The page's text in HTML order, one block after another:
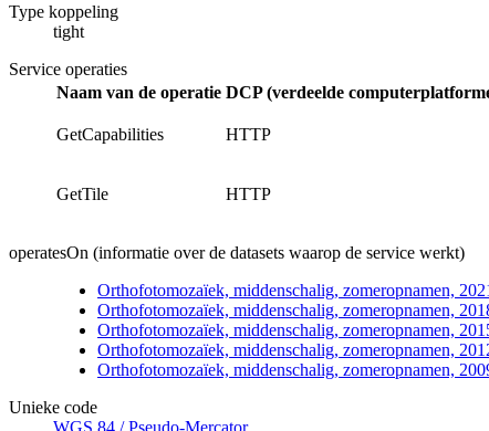
Type koppeling
tight
Service operaties
Naam van de operatie DCP (verdeelde
GetCapabilities HTTP
GetTile HTTP
operatesOn (informatie over de datasets waarop de service werkt)
Orthofotomozaïek, middenschalig, zomeropnamen,
Orthofotomozaïek, middenschalig, zomeropnamen,
Orthofotomozaïek, middenschalig, zomeropnamen,
Orthofotomozaïek, middenschalig, zomeropnamen,
Orthofotomozaïek, middenschalig, zomeropnamen,
Unieke code
WGS 84 / Pseudo-Mercator